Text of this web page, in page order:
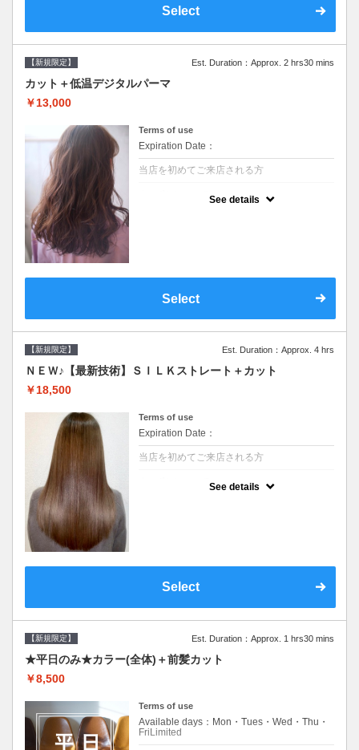
Select
【新規限定】 Est. Duration：Approx. 2 hrs30 mins
カット＋低温デジタルパーマ
￥13,000
Terms of use
Expiration Date：
当店を初めてご来店される方
See details
Select
【新規限定】 Est. Duration：Approx. 4 hrs
ＮＥＷ♪【最新技術】ＳＩＬＫストレート＋カット
￥18,500
Terms of use
Expiration Date：
当店を初めてご来店される方
See details
Select
【新規限定】 Est. Duration：Approx. 1 hrs30 mins
★平日のみ★カラー(全体)＋前髪カット
￥8,500
Terms of use
Available days：Mon・Tues・Wed・Thu・
FriLimited